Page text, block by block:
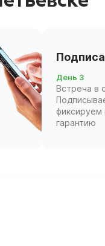
День 3
Встреча в
гарантию